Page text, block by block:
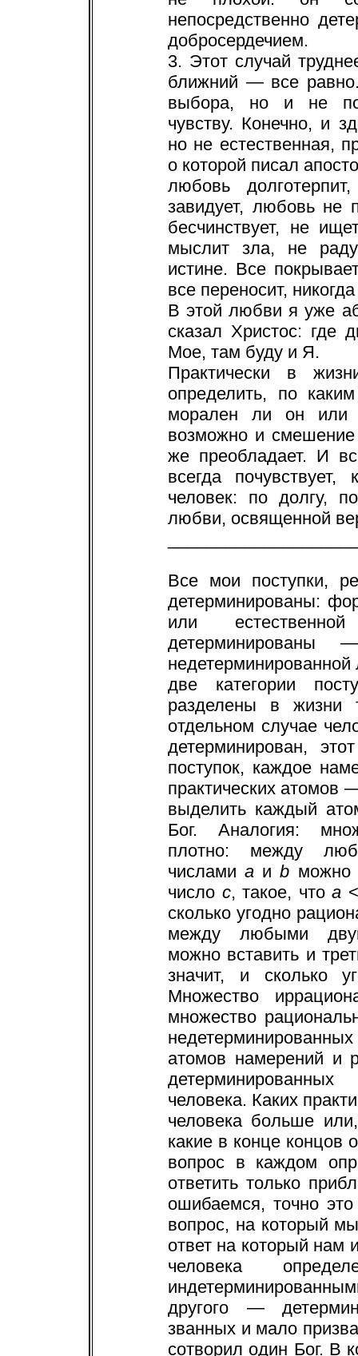
непосредственно
добросердечием.
3. Этот случай
ближний — все
выбора, но и не по
чувству. Конечно, и
но не естественная,
о которой писал
любовь
завидует, любовь не
бесчинствует, не
мыслит зла, не
истине. Все
все переносит,
В этой любви я уже
сказал Христос: где
Мое, там буду и Я.
Практически в
определить, по
морален ли он или
возможно и
же преобладает. И
всегда
человек: по долгу,
любви, освященной
Все мои поступки,
детерминированы:
или
две категории
разделены в жизни
отдельном случае
детерминирован,
поступок, каждое
практических атомов
выделить каждый
Бог. Аналогия:
плотно: между
числамиa иb можно
число c, такое, чтоa
сколько угодно
между любыми
можно вставить и
значит, и сколько
Множество
множество
атомов намерений и
человека. Каких
человека больше
какие в конце концов
вопрос в каждом
ответить только
ошибаемся, точно
вопрос, на который
ответ на который нам
человека
другого —
званных и мало
сотворил один Бог. В